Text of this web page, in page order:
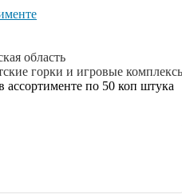
область
горки и игровые
по 50 коп штука